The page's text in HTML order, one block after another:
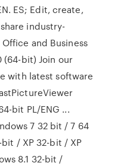
ES; Edit, create,
industry-
and Business
(64-bit) Join our
with latest software
bit PL/ENG ...
7 32 bit / 7 64
/ XP 32-bit / XP
8.1 32-bit /